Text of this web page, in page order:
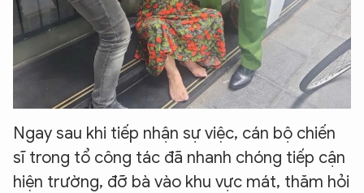
Ngay sau khi tiếp nhận sự việc, cán bộ chiến
sĩ trong tổ công tác đã nhanh chóng tiếp cận
hiện trường, đỡ bà vào khu vực mát, thăm hỏi